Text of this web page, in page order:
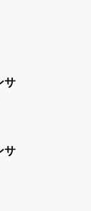
サ
サ